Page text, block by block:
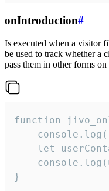
onIntroduction#
Is executed when a visitor
be used to track whether a
pass them in other forms on
function
let
}